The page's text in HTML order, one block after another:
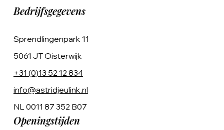
Bedrijfsgegevens
Sprendlingenpark 11
5061 JT Oisterwijk
+31 (0)13 52 12 834
info@astridjeulink.nl
NL 0011 87 352 B07
Openingstijden